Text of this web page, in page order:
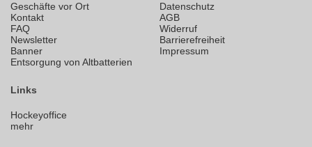
Geschäfte vor Ort
Kontakt
FAQ
Newsletter
Banner
Entsorgung von Altbatterien
Datenschutz
AGB
Widerruf
Barrierefreiheit
Impressum
Links
Hockeyoffice
mehr